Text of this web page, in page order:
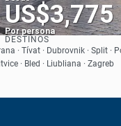
US$3,775
Por persona
Ver
DESTINOS
· Tívat · Dubrovnik · Split ·
· Bled · Liubliana · Zagreb